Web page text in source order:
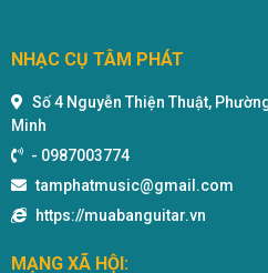
NHẠC CỤ TÂM PHÁT
Số 4 Nguyễn Thiện Thuật,
Minh
- 0987003774
tamphatmusic@gmail.com
https://muabanguitar.vn
MẠNG XÃ HỘI: